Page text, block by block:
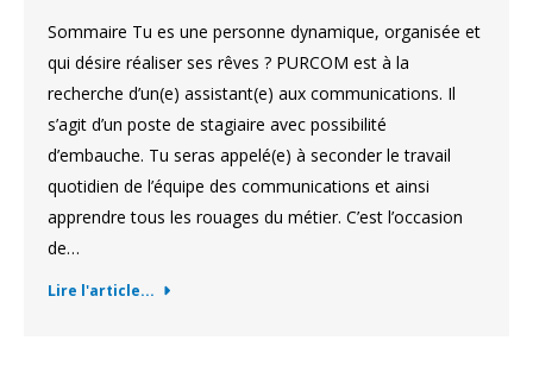
Sommaire Tu es une personne dynamique, organisée et
qui désire réaliser ses rêves ? PURCOM est à la
recherche d’un(e) assistant(e) aux communications. Il
s’agit d’un poste de stagiaire avec possibilité
d’embauche. Tu seras appelé(e) à seconder le travail
quotidien de l’équipe des communications et ainsi
apprendre tous les rouages du métier. C’est l’occasion
de…
Lire l'article...